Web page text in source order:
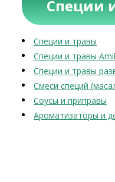
Специи
Специи и травы
Специи и травы
Специи и травы
Смеси специй
Соусы и приправы
Ароматизаторы и